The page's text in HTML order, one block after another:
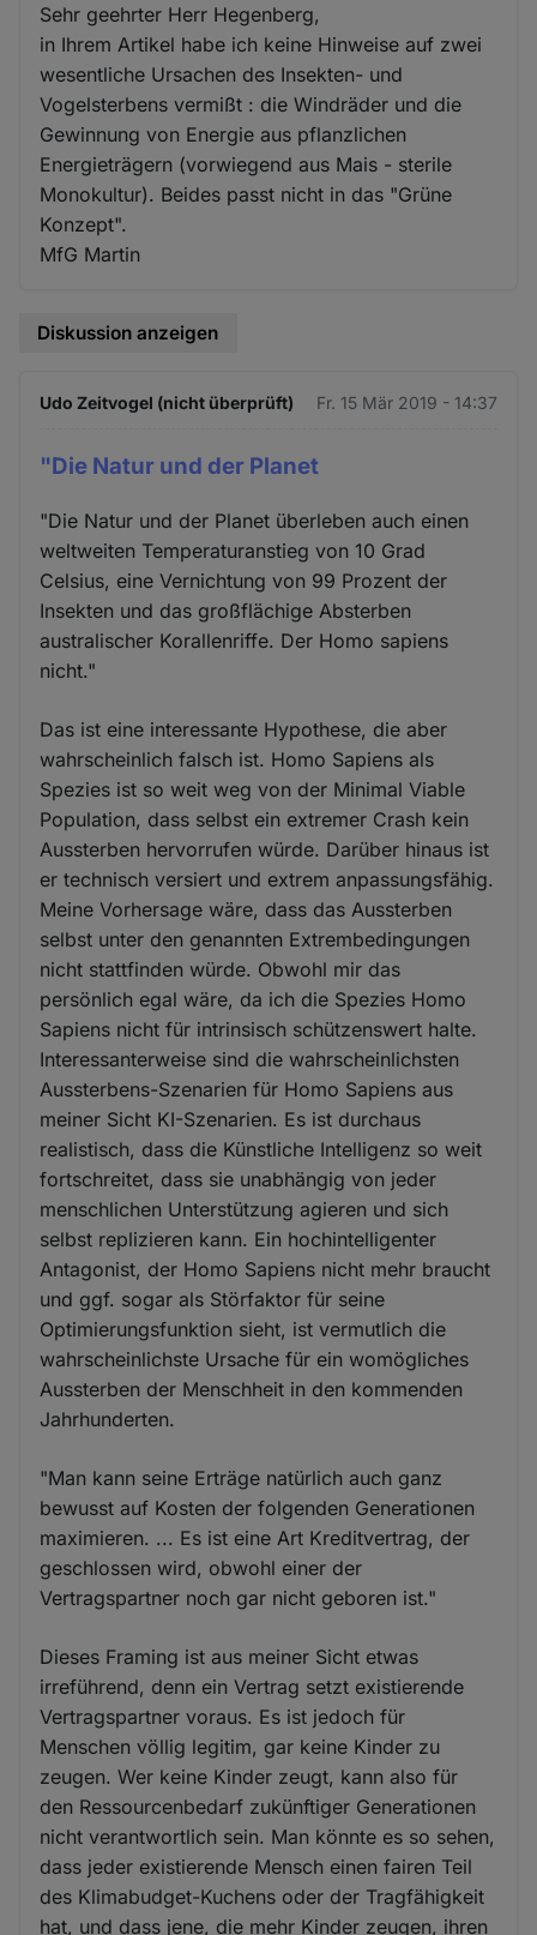
Sehr geehrter Herr Hegenberg,
in Ihrem Artikel habe ich keine Hinweise auf zwei
wesentliche Ursachen des Insekten- und
Vogelsterbens vermißt : die Windräder und die
Gewinnung von Energie aus pflanzlichen
Energieträgern (vorwiegend aus Mais - sterile
Monokultur). Beides passt nicht in das "Grüne
Konzept".
MfG Martin
Diskussion anzeigen
Udo Zeitvogel (nicht überprüft) Fr. 15 Mär 2019 - 14:37
"Die Natur und der Planet
"Die Natur und der Planet überleben auch einen
weltweiten Temperaturanstieg von 10 Grad
Celsius, eine Vernichtung von 99 Prozent der
Insekten und das großflächige Absterben
australischer Korallenriffe. Der Homo sapiens
nicht."
Das ist eine interessante Hypothese, die aber
wahrscheinlich falsch ist. Homo Sapiens als
Spezies ist so weit weg von der Minimal Viable
Population, dass selbst ein extremer Crash kein
Aussterben hervorrufen würde. Darüber hinaus ist
er technisch versiert und extrem anpassungsfähig.
Meine Vorhersage wäre, dass das Aussterben
selbst unter den genannten Extrembedingungen
nicht stattfinden würde. Obwohl mir das
persönlich egal wäre, da ich die Spezies Homo
Sapiens nicht für intrinsisch schützenswert halte.
Interessanterweise sind die wahrscheinlichsten
Aussterbens-Szenarien für Homo Sapiens aus
meiner Sicht KI-Szenarien. Es ist durchaus
realistisch, dass die Künstliche Intelligenz so weit
fortschreitet, dass sie unabhängig von jeder
menschlichen Unterstützung agieren und sich
selbst replizieren kann. Ein hochintelligenter
Antagonist, der Homo Sapiens nicht mehr braucht
und ggf. sogar als Störfaktor für seine
Optimierungsfunktion sieht, ist vermutlich die
wahrscheinlichste Ursache für ein womögliches
Aussterben der Menschheit in den kommenden
Jahrhunderten.
"Man kann seine Erträge natürlich auch ganz
bewusst auf Kosten der folgenden Generationen
maximieren. ... Es ist eine Art Kreditvertrag, der
geschlossen wird, obwohl einer der
Vertragspartner noch gar nicht geboren ist."
Dieses Framing ist aus meiner Sicht etwas
irreführend, denn ein Vertrag setzt existierende
Vertragspartner voraus. Es ist jedoch für
Menschen völlig legitim, gar keine Kinder zu
zeugen. Wer keine Kinder zeugt, kann also für
den Ressourcenbedarf zukünftiger Generationen
nicht verantwortlich sein. Man könnte es so sehen,
dass jeder existierende Mensch einen fairen Teil
des Klimabudget-Kuchens oder der Tragfähigkeit
hat, und dass jene, die mehr Kinder zeugen, ihren